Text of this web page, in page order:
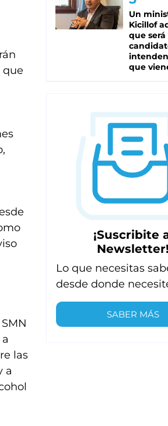
que
las
a
Un
Kicillof
que será
que
¡Suscribite
Newsletter!
Lo que necesitas
desde donde
SABER MÁS